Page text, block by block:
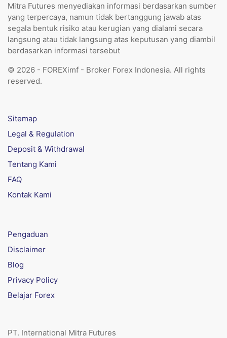
Mitra Futures menyediakan informasi berdasarkan sumber
yang terpercaya, namun tidak bertanggung jawab atas
segala bentuk risiko atau kerugian yang dialami secara
langsung atau tidak langsung atas keputusan yang diambil
berdasarkan informasi tersebut
© 2026 - FOREXimf - Broker Forex Indonesia. All rights
reserved.
Sitemap
Legal & Regulation
Deposit & Withdrawal
Tentang Kami
FAQ
Kontak Kami
Pengaduan
Disclaimer
Blog
Privacy Policy
Belajar Forex
PT. International Mitra Futures